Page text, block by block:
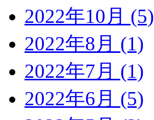
2022年10月 (5)
2022年8月 (1)
2022年7月 (1)
2022年6月 (5)